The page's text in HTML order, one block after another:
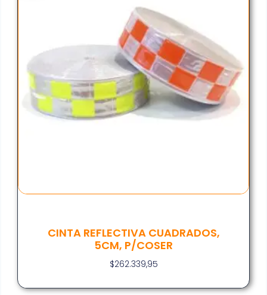
CINTA REFLECTIVA CUADRADOS,
5CM, P/COSER
$262.339,95